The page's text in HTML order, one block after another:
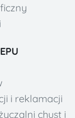
i reklamacji
chust i